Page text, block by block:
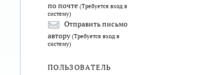
по почте (Требуется вход в
систему)
Отправить письмо
автору (Требуется вход в
систему)
ПОЛЬЗОВАТЕЛЬ